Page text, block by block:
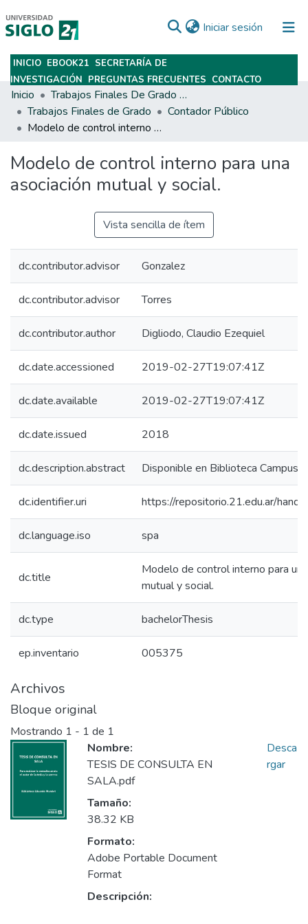
Iniciar sesión (current)
Subir
INICIO EBOOK21 SECRETARÍA DE
INVESTIGACIÓN PREGUNTAS FRECUENTES CONTACTO
Inicio
Trabajos Finales De Grado Y Posgrado
Trabajos Finales de Grado
Contador Público
Modelo de control interno para una asociación mutual y social.
Modelo de control interno para una
asociación mutual y social.
Vista sencilla de ítem
dc.contributor.advisor Gonzalez
dc.contributor.advisor Torres
dc.contributor.author Digliodo, Claudio Ezequiel
dc.date.accessioned 2019-02-27T19:07:41Z
dc.date.available 2019-02-27T19:07:41Z
dc.date.issued 2018
dc.description.abstract Disponible en Biblioteca Campus
dc.identifier.uri https://repositorio.21.edu.ar/
dc.language.iso spa
dc.title
Modelo de control interno para
mutual y social.
dc.type bachelorThesis
ep.inventario 005375
Archivos
Bloque original
Mostrando 1 - 1 de 1
Nombre:
TESIS DE CONSULTA EN
SALA.pdf
Tamaño:
38.32 KB
Formato:
Adobe Portable Document
Format
Descripción:
Desca
rgar